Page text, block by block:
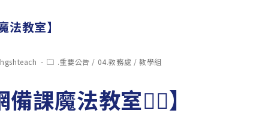
法教室】
Post.重要公告 / 04.教務處 / 教學組
課魔法教室🧙‍♂️】